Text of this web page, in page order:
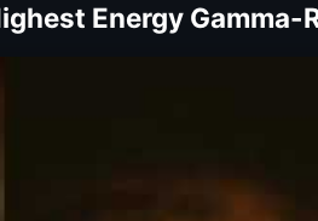
Energy Gamma-